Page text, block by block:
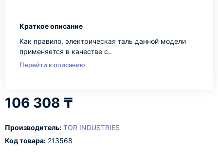
Краткое описание
Как правило, электрическая таль данной модели
применяется в качестве с..
Перейти к описанию
106 308 ₸
Производитель: TOR INDUSTRIES
Код товара: 213568